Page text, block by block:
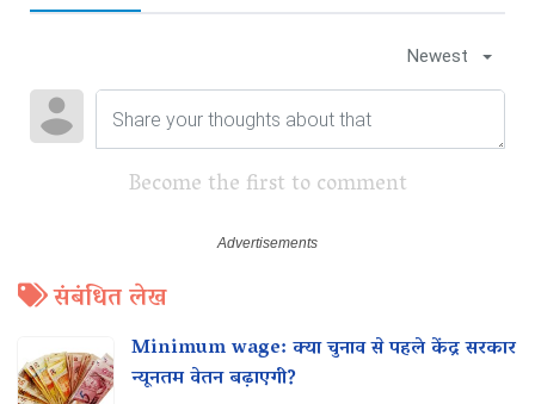
Newest
Become the first to comment
संबंधित लेख
Minimum wage: क्या चुनाव से पहले केंद्र सरकार
न्यूनतम वेतन‌ बढ़ाएगी?